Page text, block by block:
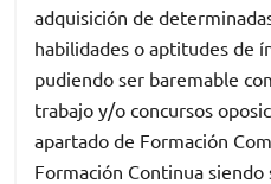
adquisición de
habilidades o aptitudes de
pudiendo ser baremable
trabajo y/o concursos
apartado de Formación
Formación Continua